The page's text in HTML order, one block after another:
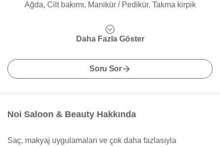
Ağda, Cilt bakımı, Manikür / Pedikür, Takma kirpik
Daha Fazla Göster
Soru Sor
Noi Saloon & Beauty Hakkında
Saç, makyaj uygulamaları ve çok daha fazlasıyla